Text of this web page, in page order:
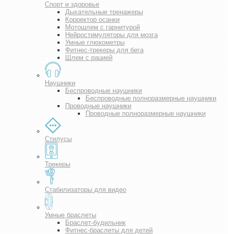
Спорт и здоровье
Дыхательные тренажеры
Корректор осанки
Мотошлем с гарнитурой
Нейростимуляторы для мозга
Умные глюкометры
Фитнес-трекеры для бега
Шлем с рацией
Наушники
Беспроводные наушники
Беспроводные полноразмерные наушники
Проводные наушники
Проводные полноразмерные наушники
Стилусы
Трекеры
Стабилизаторы для видео
Умные браслеты
Браслет-будильник
Фитнес-браслеты для детей